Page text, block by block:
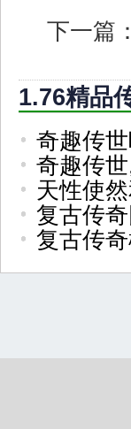
下一篇：
1.76精品
奇趣传
奇趣传
天性使
复古传
复古传